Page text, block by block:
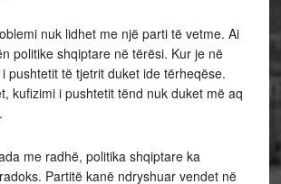
nuk lidhet me një parti të vetme. Ai
politike shqiptare në tërësi. Kur je në
pushtetit të tjetrit duket ide tërheqëse.
kufizimi i pushtetit tënd nuk duket më aq
me radhë, politika shqiptare ka
Partitë kanë ndryshuar vendet në